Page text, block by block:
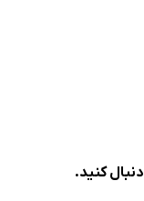
کنید.